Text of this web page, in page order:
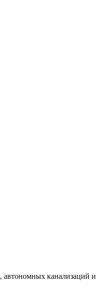
автономных канализаций и